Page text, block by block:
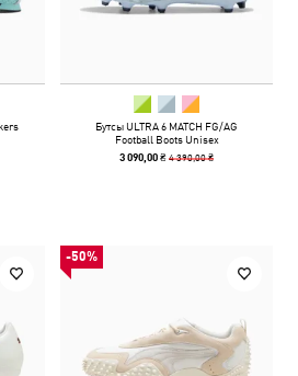
Бутсы ULTRA 6 MATCH FG/AG
Football Boots Unisex
3 090,00 ₴4 390,00 ₴
-50%